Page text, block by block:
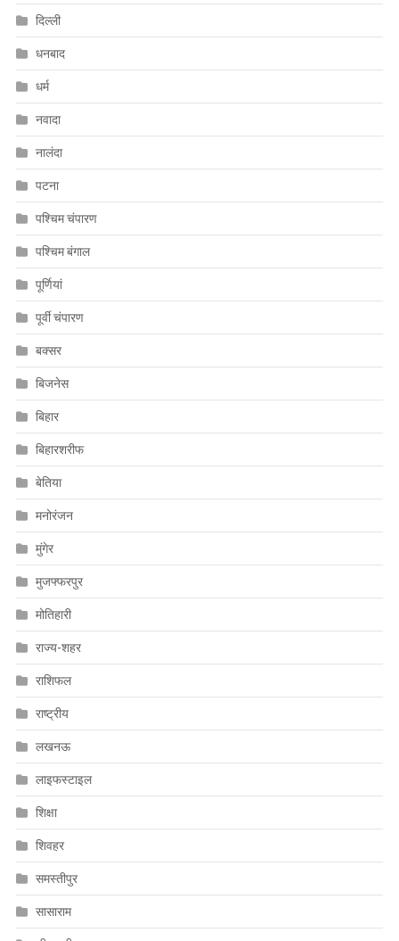
दिल्ली
धनबाद
धर्म
नवादा
नालंदा
पटना
पश्चिम चंपारण
पश्चिम बंगाल
पूर्णियां
पूर्वी चंपारण
बक्सर
बिजनेस
बिहार
बिहारशरीफ
बेतिया
मनोरंजन
मुंगेर
मुजफ्फरपुर
मोतिहारी
राज्य-शहर
राशिफल
राष्ट्रीय
लखनऊ
लाइफस्टाइल
शिक्षा
शिवहर
समस्तीपुर
सासाराम